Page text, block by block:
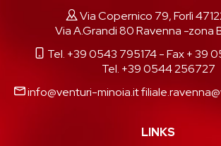
Via Copernico 79, Forlì
Via A.Grandi 80 Ravenna -zona
Tel. +39 0543 795174- Fax + 39
Tel. +39 0544 256727
info@venturi-minoia.it
LINKS